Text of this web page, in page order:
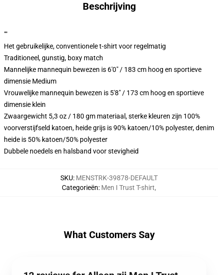
Beschrijving
""
Het gebruikelijke, conventionele t-shirt voor regelmatig
Traditioneel, gunstig, boxy match
Mannelijke mannequin bewezen is 6'0" / 183 cm hoog en sportieve
dimensie Medium
Vrouwelijke mannequin bewezen is 5'8" / 173 cm hoog en sportieve
dimensie klein
Zwaargewicht 5,3 oz / 180 gm materiaal, sterke kleuren zijn 100%
voorverstijfseld katoen, heide grijs is 90% katoen/10% polyester, denim
heide is 50% katoen/50% polyester
Dubbele noedels en halsband voor stevigheid
SKU: MENSTRK-39878-DEFAULT
Categorieën: Men I Trust T-shirt,
What Customers Say